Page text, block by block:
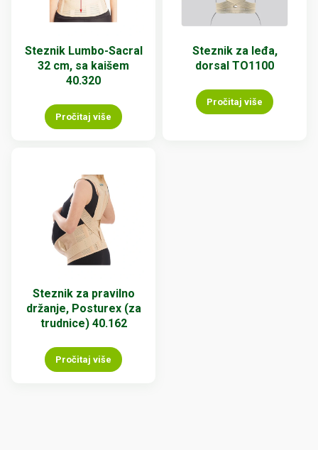
Steznik Lumbo-Sacral
32 cm, sa kaišem
40.320
Pročitaj više
Steznik za leđa,
dorsal TO1100
Pročitaj više
Steznik za pravilno
držanje, Posturex (za
trudnice) 40.162
Pročitaj više